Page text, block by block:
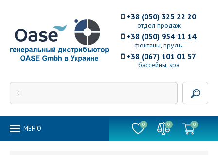
отдел продаж
+38 (050) 325 22 20
фонтаны, пруды
+38 (050) 954 11 14
бассейны, spa
+38 (067) 101 01 57
MEНЮ
0 0 0